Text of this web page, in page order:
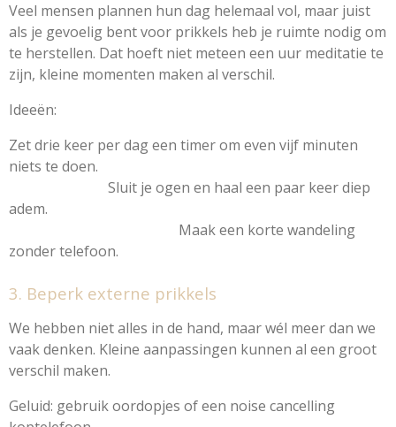
Veel mensen plannen hun dag helemaal vol, maar juist
als je gevoelig bent voor prikkels heb je ruimte nodig om
te herstellen. Dat hoeft niet meteen een uur meditatie te
zijn, kleine momenten maken al verschil.
Ideeën:
Zet drie keer per dag een timer om even vijf minuten
niets te doen.
Sluit je ogen en haal een paar keer diep
adem.
Maak een korte wandeling
zonder telefoon.
3. Beperk externe prikkels
We hebben niet alles in de hand, maar wél meer dan we
vaak denken. Kleine aanpassingen kunnen al een groot
verschil maken.
Geluid: gebruik oordopjes of een noise cancelling